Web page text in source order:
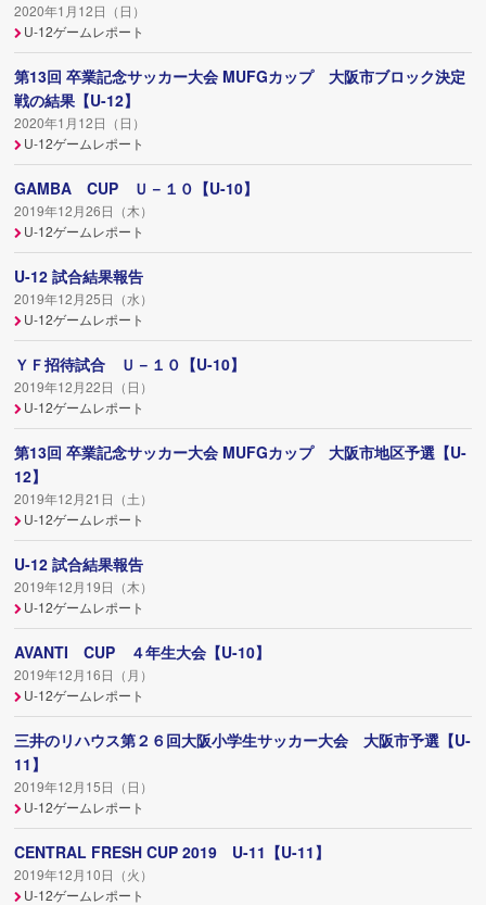
2020年1月12日（日）
U-12ゲームレポート
第13回 卒業記念サッカー大会 MUFGカップ 大阪市ブロック決定
戦の結果【U-12】
2020年1月12日（日）
U-12ゲームレポート
GAMBA CUP Ｕ－１０【U-10】
2019年12月26日（木）
U-12ゲームレポート
U-12 試合結果報告
2019年12月25日（水）
U-12ゲームレポート
ＹＦ招待試合 Ｕ－１０【U-10】
2019年12月22日（日）
U-12ゲームレポート
第13回 卒業記念サッカー大会 MUFGカップ 大阪市地区予選【U-
12】
2019年12月21日（土）
U-12ゲームレポート
U-12 試合結果報告
2019年12月19日（木）
U-12ゲームレポート
AVANTI CUP ４年生大会【U-10】
2019年12月16日（月）
U-12ゲームレポート
三井のリハウス第２６回大阪小学生サッカー大会 大阪市予選【U-
11】
2019年12月15日（日）
U-12ゲームレポート
CENTRAL FRESH CUP 2019 U-11【U-11】
2019年12月10日（火）
U-12ゲームレポート